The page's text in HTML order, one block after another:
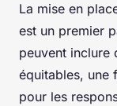
La mise en
est un premier
peuvent inclure
équitables, une
pour les